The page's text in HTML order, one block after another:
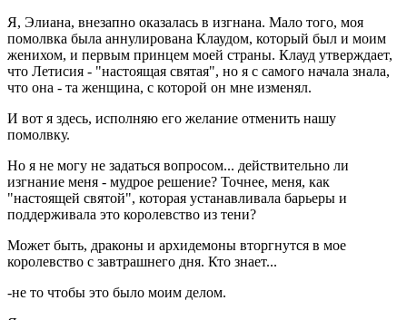
Я, Элиана, внезапно оказалась в изгнана. Мало того, моя
помолвка была аннулирована Клаудом, который был и моим
женихом, и первым принцем моей страны. Клауд утверждает,
что Летисия - "настоящая святая", но я с самого начала знала,
что она - та женщина, с которой он мне изменял.
И вот я здесь, исполняю его желание отменить нашу
помолвку.
Но я не могу не задаться вопросом... действительно ли
изгнание меня - мудрое решение? Точнее, меня, как
"настоящей святой", которая устанавливала барьеры и
поддерживала это королевство из тени?
Может быть, драконы и архидемоны вторгнутся в мое
королевство с завтрашнего дня. Кто знает...
-не то чтобы это было моим делом.